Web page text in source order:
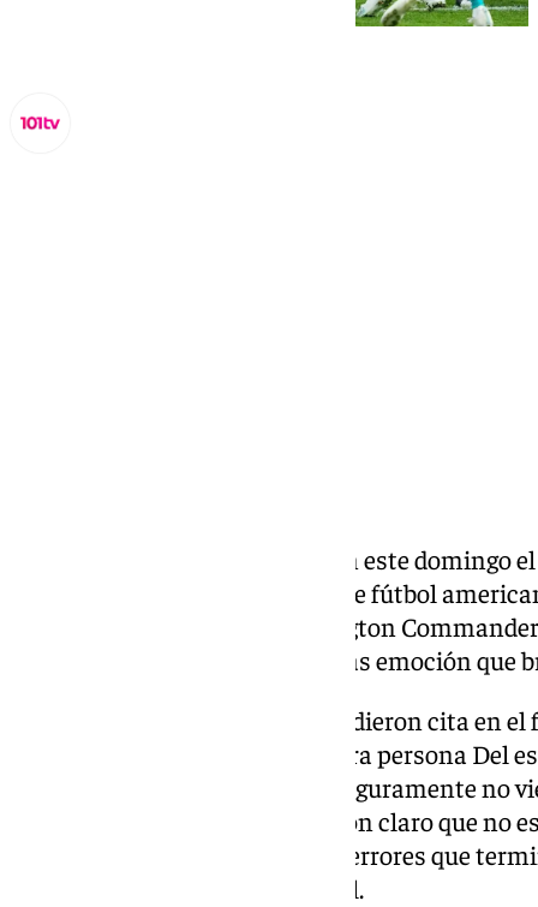
Los Miami Dolphins se llevaron este domingo
, la liga estadounidense de fútbol
un ajustado 16-13 a los Washington
Bernabéu, en un partido con más emoción que
Los 78.610 espectadores que se dieron cita en
disfrutaron y vivieron en primera persona Del
aunque en el plano deportivo seguramente no
Dolphins y Commanders dejaron claro que no
intercambiaron un carrusel de errores que
la franquicia que ejercía de local.